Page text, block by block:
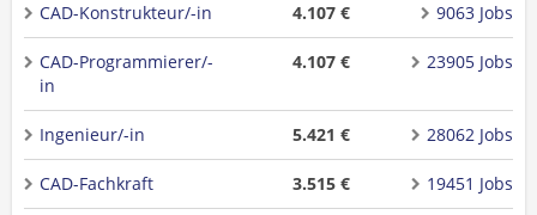
CAD-Konstrukteur/-in 4.107 € 9063 Jobs
CAD-Programmierer/-
in
4.107 € 23905 Jobs
Ingenieur/-in 5.421 € 28062 Jobs
CAD-Fachkraft 3.515 € 19451 Jobs